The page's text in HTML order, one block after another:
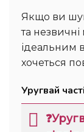
Якщо ви шукаєте нові враження, натхнення
та
ідеальним
хочеться
Уругвай